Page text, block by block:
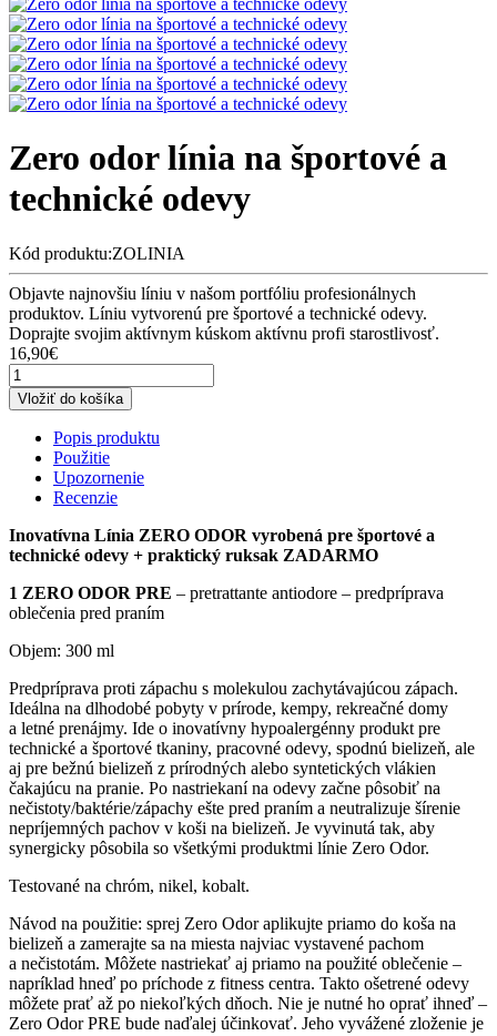
Zero odor línia na športové a
technické odevy
Kód produktu:ZOLINIA
Objavte najnovšiu líniu v našom portfóliu profesionálnych
produktov. Líniu vytvorenú pre športové a technické odevy.
Doprajte svojim aktívnym kúskom aktívnu profi starostlivosť.
16,90€
Vložiť do košíka
Popis produktu
Použitie
Upozornenie
Recenzie
Inovatívna Línia ZERO ODOR vyrobená pre športové a
technické odevy + praktický ruksak ZADARMO
1 ZERO ODOR PRE – pretrattante antiodore – predpríprava
oblečenia pred praním
Objem: 300 ml
Predpríprava proti zápachu s molekulou zachytávajúcou zápach.
Ideálna na dlhodobé pobyty v prírode, kempy, rekreačné domy
a letné prenájmy. Ide o inovatívny hypoalergénny produkt pre
technické a športové tkaniny, pracovné odevy, spodnú bielizeň, ale
aj pre bežnú bielizeň z prírodných alebo syntetických vlákien
čakajúcu na pranie. Po nastriekaní na odevy začne pôsobiť na
nečistoty/baktérie/zápachy ešte pred praním a neutralizuje šírenie
nepríjemných pachov v koši na bielizeň. Je vyvinutá tak, aby
synergicky pôsobila so všetkými produktmi línie Zero Odor.
Testované na chróm, nikel, kobalt.
Návod na použitie: sprej Zero Odor aplikujte priamo do koša na
bielizeň a zamerajte sa na miesta najviac vystavené pachom
a nečistotám. Môžete nastriekať aj priamo na použité oblečenie –
napríklad hneď po príchode z fitness centra. Takto ošetrené odevy
môžete prať až po niekoľkých dňoch. Nie je nutné ho oprať ihneď –
Zero Odor PRE bude naďalej účinkovať. Jeho vyvážené zloženie je